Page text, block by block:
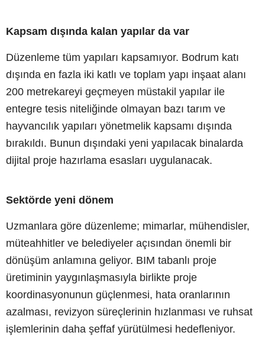
Kapsam dışında kalan yapılar da var
Düzenleme tüm yapıları kapsamıyor. Bodrum katı
dışında en fazla iki katlı ve toplam yapı inşaat alanı
200 metrekareyi geçmeyen müstakil yapılar ile
entegre tesis niteliğinde olmayan bazı tarım ve
hayvancılık yapıları yönetmelik kapsamı dışında
bırakıldı. Bunun dışındaki yeni yapılacak binalarda
dijital proje hazırlama esasları uygulanacak.
Sektörde yeni dönem
Uzmanlara göre düzenleme; mimarlar, mühendisler,
müteahhitler ve belediyeler açısından önemli bir
dönüşüm anlamına geliyor. BIM tabanlı proje
üretiminin yaygınlaşmasıyla birlikte proje
koordinasyonunun güçlenmesi, hata oranlarının
azalması, revizyon süreçlerinin hızlanması ve ruhsat
işlemlerinin daha şeffaf yürütülmesi hedefleniyor.